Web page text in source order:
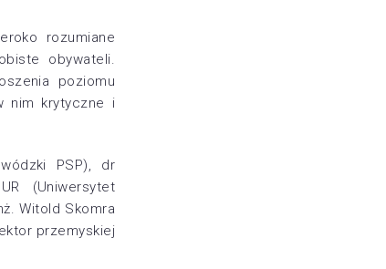
rozumiane
obywateli.
poziomu
nim krytyczne i
PSP), dr
(Uniwersytet
Witold Skomra
przemyskiej